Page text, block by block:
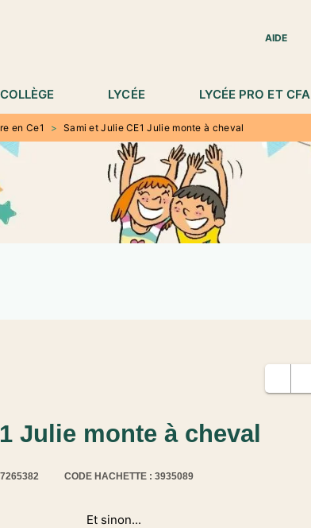
AIDE
COLLÈGE LYCÉE LYCÉE PRO ET CFA
en Ce1 > Sami et Julie CE1 Julie monte à cheval
Julie monte à cheval
CODE HACHETTE : 3935089
Et sinon...